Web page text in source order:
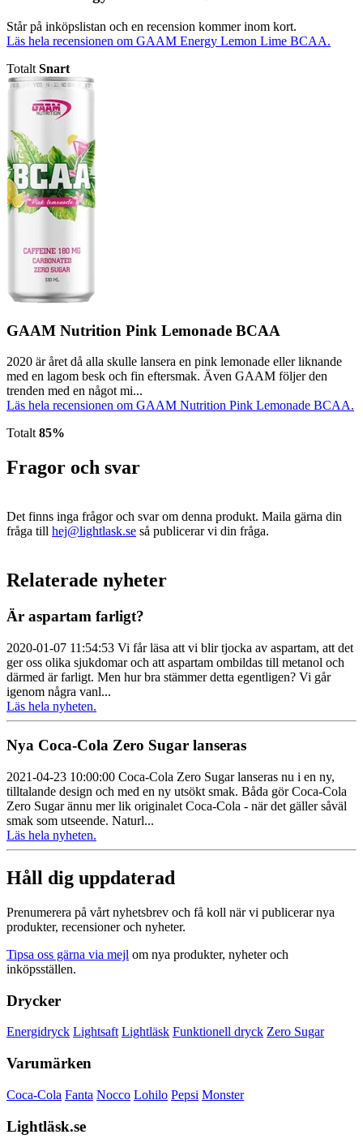
Står på inköpslistan och en recension kommer inom kort.
Läs hela recensionen om GAAM Energy Lemon Lime BCAA.
Totalt Snart
GAAM Nutrition Pink Lemonade BCAA
2020 är året då alla skulle lansera en pink lemonade eller liknande
med en lagom besk och fin eftersmak. Även GAAM följer den
trenden med en något mi...
Läs hela recensionen om GAAM Nutrition Pink Lemonade BCAA.
Totalt 85%
Fragor och svar
Det finns inga frågor och svar om denna produkt. Maila gärna din
fråga till hej@lightlask.se så publicerar vi din fråga.
Relaterade nyheter
Är aspartam farligt?
2020-01-07 11:54:53 Vi får läsa att vi blir tjocka av aspartam, att det
ger oss olika sjukdomar och att aspartam ombildas till metanol och
därmed är farligt. Men hur bra stämmer detta egentligen? Vi går
igenom några vanl...
Läs hela nyheten.
Nya Coca-Cola Zero Sugar lanseras
2021-04-23 10:00:00 Coca‑Cola Zero Sugar lanseras nu i en ny,
tilltalande design och med en ny utsökt smak. Båda gör Coca‑Cola
Zero Sugar ännu mer lik originalet Coca‑Cola - när det gäller såväl
smak som utseende. Naturl...
Läs hela nyheten.
Håll dig uppdaterad
Prenumerera på vårt nyhetsbrev och få koll när vi publicerar nya
produkter, recensioner och nyheter.
Tipsa oss gärna via mejl om nya produkter, nyheter och
inköpsställen.
Drycker
Energidryck Lightsaft Lightläsk Funktionell dryck Zero Sugar
Varumärken
Coca-Cola Fanta Nocco Lohilo Pepsi Monster
Lightläsk.se